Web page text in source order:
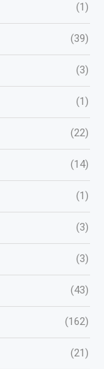
(1)
(39)
(3)
(1)
(22)
(14)
(1)
(3)
(3)
(43)
(162)
(21)